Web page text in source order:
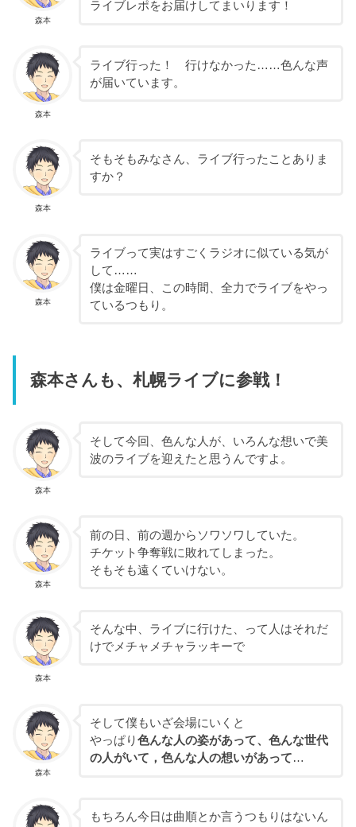
森本
ライブレポをお届けしてまいります！
森本
ライブ行った！ 行けなかった……色んな声
が届いています。
森本
そもそもみなさん、ライブ行ったことありま
すか？
森本
ライブって実はすごくラジオに似ている気が
して……
僕は金曜日、この時間、全力でライブをやっ
ているつもり。
森本さんも、札幌ライブに参戦！
森本
そして今回、色んな人が、いろんな想いで美
波のライブを迎えたと思うんですよ。
森本
前の日、前の週からソワソワしていた。
チケット争奪戦に敗れてしまった。
そもそも遠くていけない。
森本
そんな中、ライブに行けた、って人はそれだ
けでメチャメチャラッキーで
森本
そして僕もいざ会場にいくと
やっぱり色んな人の姿があって、色んな世代
の人がいて，色んな人の想いがあって…
もちろん今日は曲順とか言うつもりはないん